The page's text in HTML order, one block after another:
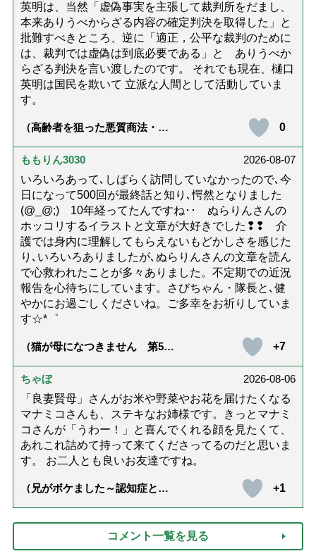
英明は、当然「虚偽事実を主張して裁判所をだまし、
本来ありうべからざる内容の確定判決を取得した」と
批難すべきところ、逆に「適正，公平な裁判のために
は、裁判では虚偽は到底必要である」と ありうべか
らざる判決を言い渡したのです。 それでも現在、樋口
英明は国民を欺いて 立派な人間として活動していま
す。
（高齢者を狙った悪質商法・訪
ないための4つの対策「騙されや
すい人の特徴は？」【社会福祉
0
ももりん3030
2026-08-07
いろいろあって､しばらく訪問していなかったので､今
日になって500回が最終話と知り､愕然となりました
(@_@;) 10年経ってたんですね･･ ぬらりんさんの
ホッコリするイラストと文章が大好きでした❢❢ 介
護では身内に理解してもらえないもどかしさを感じた
り､いろいろありましたが､ぬらりんさんの文章を読ん
で心救われたことが多々ありました。不定期での近況
報告を心待ちにしています。さびちゃん・隊長と､健
やかにお過ごしくださいね。ご多幸をお祈りしていま
す☆*゜
（猫が母になつきません 第500
+7
ちゃぼ
2026-08-06
「良妻賢母」さんがお米や野菜やお花を届けたくなる
マナミコさんも、ステキなお姉様です。きっとマナミ
コさんが「うわー！」と喜んでくれる顔を見たくて、
あれこれ詰めて持って来てくださってるのだと思いま
す。 お二人とも良いお友達ですね。
（兄がボケました～認知症と介
達』が届きました」）
+1
コメント一覧を見る